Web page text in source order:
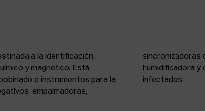
a la identificación,
y magnético. Está
e instrumentos para la
empalmadoras,
pequeño formato, cámara
para materiales
infectados